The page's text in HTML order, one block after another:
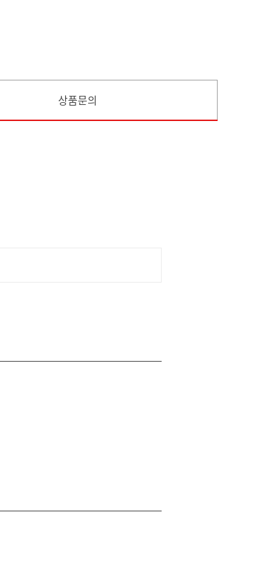
상품문의